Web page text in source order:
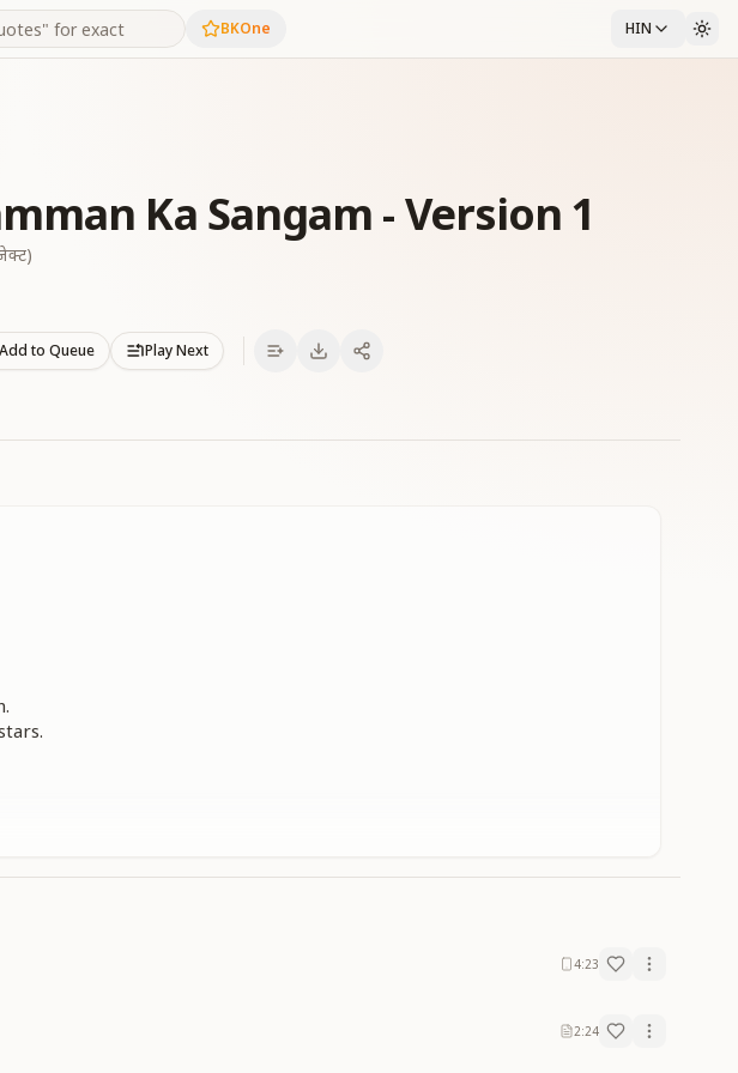
BKOne HIN
Ka Sangam - Version 1
Add to Queue Play Next
4:23
2:24